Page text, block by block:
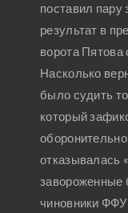
поставил пару
результат в
ворота Пятова
Насколько
было судить
который
отказывалась
завороженные
чиновники